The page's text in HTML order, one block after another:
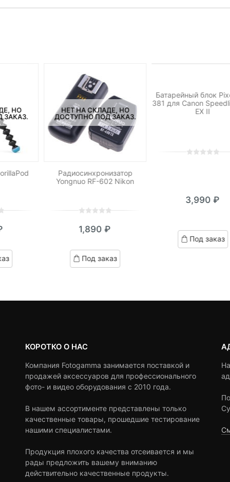
НО
ЗАКАЗ.
НЕТ НА СКЛАДЕ, НО
ДОСТУПНО ПОД ЗАКАЗ.
Радиосинхронизатор
Yongnuo RF-602 Nikon
out
based
on
customer
1,890₽
Под заказ
Батарейный блок
381 для Canon
EX II
on
3,990₽
Под заказ
КОРОТКО О НАС
Компания Fotogamma занимается поставкой и
продажей аксессуаров для профессионального
фото- и видео оборудования с 2010 года.
В нашем ассортименте представлены только
качественные товары, прошедшие тестирование
нашими специалистами.
Продукция плохого качества отсеивается и мы
рады предложить вашему вниманию
действительно качественные продукты.